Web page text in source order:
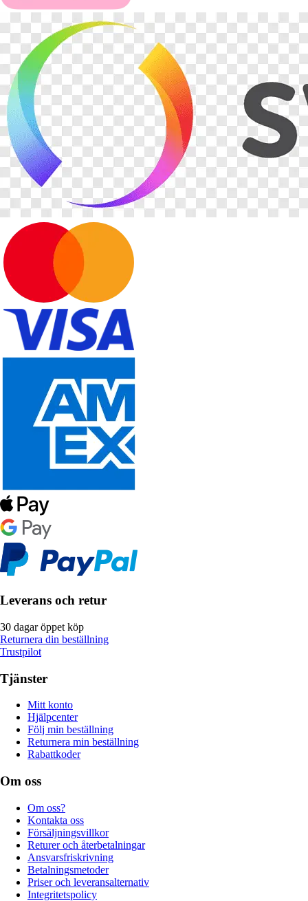
Leverans och retur
30 dagar öppet köp
Returnera din beställning
Trustpilot
Tjänster
Mitt konto
Hjälpcenter
Följ min beställning
Returnera min beställning
Rabattkoder
Om oss
Om oss?
Kontakta oss
Försäljningsvillkor
Returer och återbetalningar
Ansvarsfriskrivning
Betalningsmetoder
Priser och leveransalternativ
Integritetspolicy